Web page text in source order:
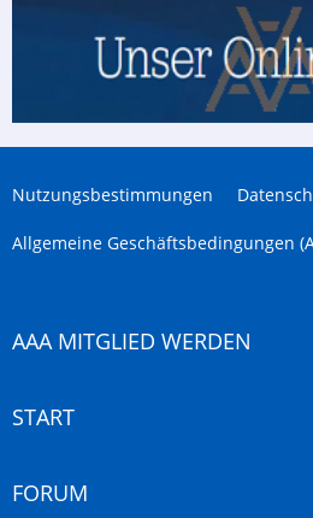
Nutzungsbestimmungen
Allgemeine Geschäftsbedingungen
AAA MITGLIED WERDEN
START
FORUM